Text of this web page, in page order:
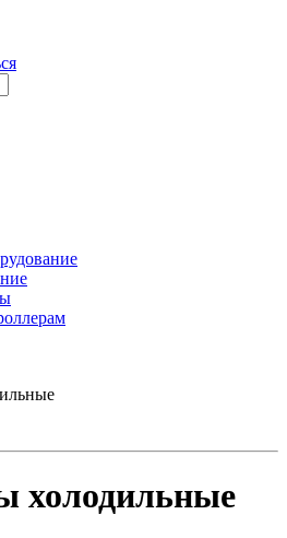
холодильные